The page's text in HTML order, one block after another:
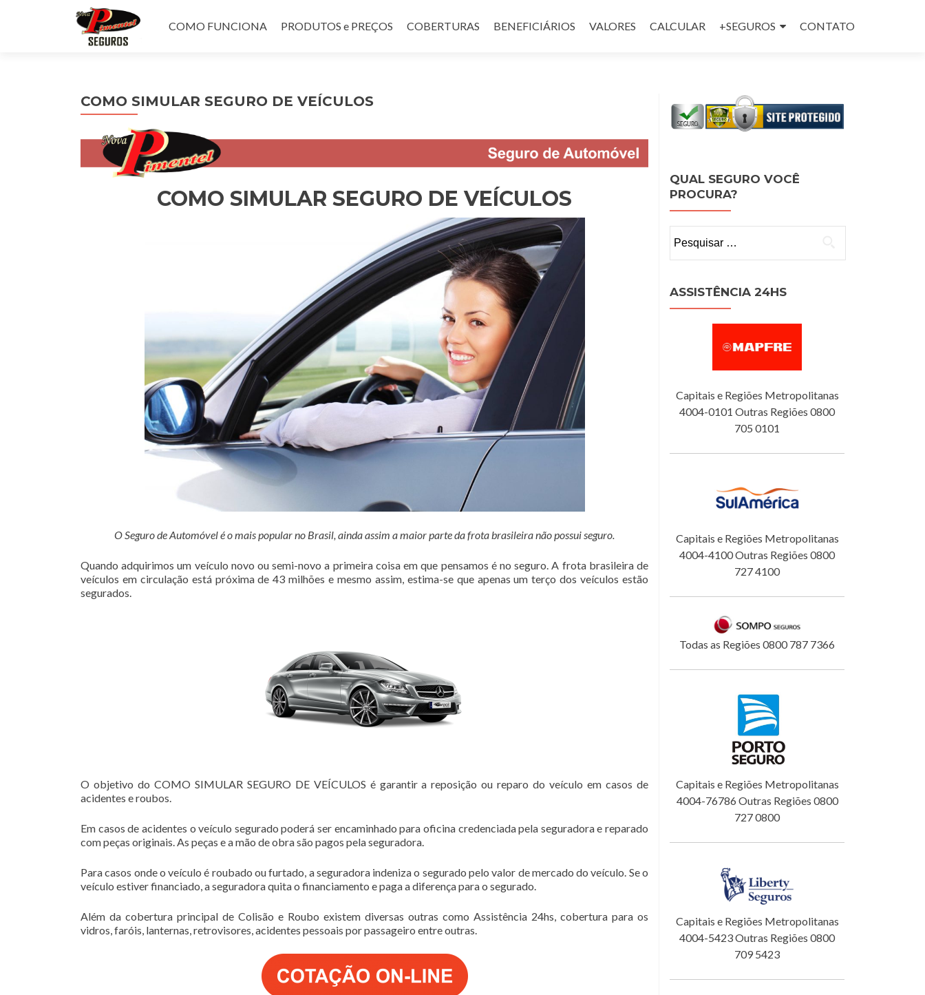
para
COMO FUNCIONA PRODUTOS e PREÇOS COBERTURAS BENEFICIÁRIOS VALORES CALCULAR +SEGUROS CONTATO
COMO SIMULAR SEGURO DE VEÍCULOS
COMO SIMULAR SEGURO DE VEÍCULOS
O Seguro de Automóvel é o mais popular no Brasil, ainda assim a maior parte da frota brasileira não possui seguro.
Quando adquirimos um veículo novo ou semi-novo a primeira coisa em que pensamos é no seguro. A frota brasileira de
veículos em circulação está próxima de 43 milhões e mesmo assim, estima-se que apenas um terço dos veículos estão
segurados.
O objetivo do COMO SIMULAR SEGURO DE VEÍCULOS é garantir a reposição ou reparo do veículo em casos de
acidentes e roubos.
Em casos de acidentes o veículo segurado poderá ser encaminhado para oficina credenciada pela seguradora e reparado
com peças originais. As peças e a mão de obra são pagos pela seguradora.
Para casos onde o veículo é roubado ou furtado, a seguradora indeniza o segurado pelo valor de mercado do veículo. Se o
veículo estiver financiado, a seguradora quita o financiamento e paga a diferença para o segurado.
Além da cobertura principal de Colisão e Roubo existem diversas outras como Assistência 24hs, cobertura para os
vidros, faróis, lanternas, retrovisores, acidentes pessoais por passageiro entre outras.
QUAL SEGURO VOCÊ
PROCURA?
por:
ASSISTÊNCIA 24HS
Capitais e Regiões Metropolitanas
4004-0101 Outras Regiões 0800
705 0101
Capitais e Regiões Metropolitanas
4004-4100 Outras Regiões 0800
727 4100
Todas as Regiões 0800 787 7366
Capitais e Regiões Metropolitanas
4004-76786 Outras Regiões 0800
727 0800
Capitais e Regiões Metropolitanas
4004-5423 Outras Regiões 0800
709 5423